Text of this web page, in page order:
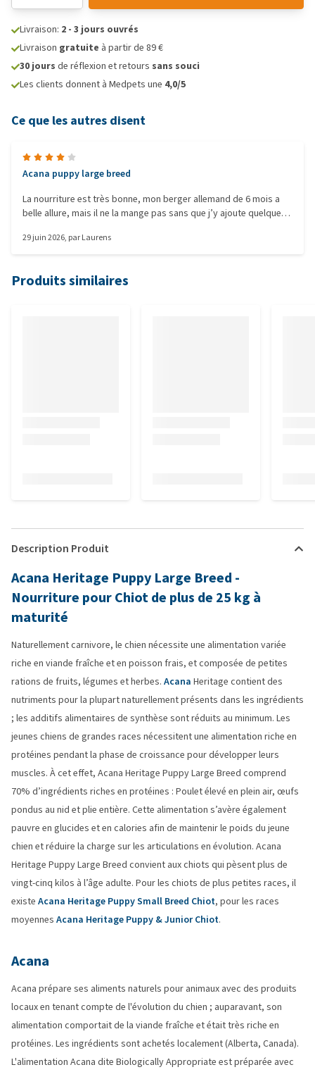
Livraison: 2 - 3 jours ouvrés
Livraison gratuite à partir de 89 €
30 jours de réflexion et retours sans souci
Les clients donnent à Medpets une 4,0/5
Ce que les autres disent
Acana puppy large breed
La nourriture est très bonne, mon berger allemand de 6 mois a
belle allure, mais il ne la mange pas sans que j’y ajoute quelque
29 juin 2026, parLaurens
Produits similaires
Description Produit
Acana Heritage Puppy Large Breed -
Nourriture pour Chiot de plus de 25 kg à
maturité
Naturellement carnivore, le chien nécessite une alimentation variée
riche en viande fraîche et en poisson frais, et composée de petites
rations de fruits, légumes et herbes. Acana Heritage contient des
nutriments pour la plupart naturellement présents dans les ingrédients
; les additifs alimentaires de synthèse sont réduits au minimum. Les
jeunes chiens de grandes races nécessitent une alimentation riche en
protéines pendant la phase de croissance pour développer leurs
muscles. À cet effet, Acana Heritage Puppy Large Breed comprend
70% d’ingrédients riches en protéines : Poulet élevé en plein air, œufs
pondus au nid et plie entière. Cette alimentation s’avère également
pauvre en glucides et en calories afin de maintenir le poids du jeune
chien et réduire la charge sur les articulations en évolution. Acana
Heritage Puppy Large Breed convient aux chiots qui pèsent plus de
vingt-cinq kilos à l’âge adulte. Pour les chiots de plus petites races, il
existe Acana Heritage Puppy Small Breed Chiot, pour les races
moyennes Acana Heritage Puppy & Junior Chiot.
Acana
Acana prépare ses aliments naturels pour animaux avec des produits
locaux en tenant compte de l'évolution du chien ; auparavant, son
alimentation comportait de la viande fraîche et était très riche en
protéines. Les ingrédients sont achetés localement (Alberta, Canada).
L'alimentation Acana dite Biologically Appropriate est préparée avec